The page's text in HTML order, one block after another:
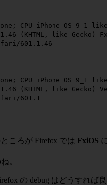
CPU iPhone OS 9_1 like
(KHTML, like Gecko)
601.1.46
CPU iPhone OS 9_1 like
(KHTML, like Gecko)
601.1
ところが Firefox では FxiOS
。
の debug はどうすれば